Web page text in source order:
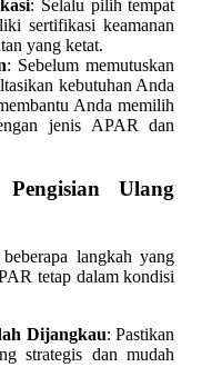
: Selalu pilih tempat
sertifikasi keamanan
yang ketat.
: Sebelum memutuskan
kebutuhan Anda
Anda memilih
jenis APAR dan
Ulang
langkah yang
tetap dalam kondisi
Dijangkau: Pastikan
strategis dan mudah